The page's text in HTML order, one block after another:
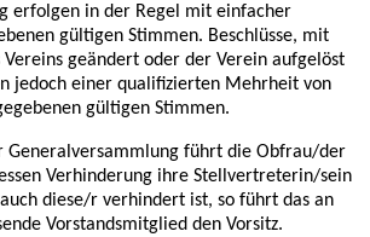
erfolgen in der Regel mit einfacher
gültigen Stimmen. Beschlüsse, mit
Vereins geändert oder der Verein aufgelöst
jedoch einer qualifizierten Mehrheit von
gültigen Stimmen.
Generalversammlung führt die Obfrau/der
Verhinderung ihre Stellvertreterin/sein
diese/r verhindert ist, so führt das an
Vorstandsmitglied den Vorsitz.